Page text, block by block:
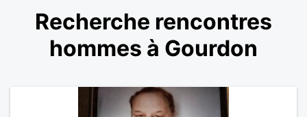
Recherche rencontres
hommes à Gourdon